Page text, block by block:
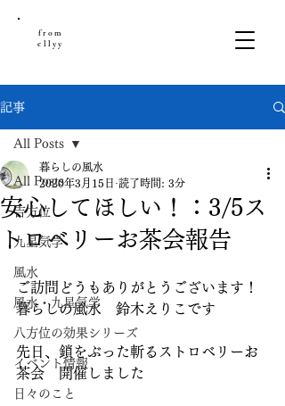
from
ellyy
記事
All Posts
吉方位
九星気学
風水
風水・九星気学
八方位の効果シリーズ
イベント情報
日々のこと
All Posts
安心してほしい！：3/5ス
トロベリーお茶会報告
暮らしの風水
2020年3月15日 読了時間: 3分
ご訪問どうもありがとうございます！
暮らしの風水　鈴木えりこです
先日、鎖をぶった斬るストロベリーお
茶会　開催しました